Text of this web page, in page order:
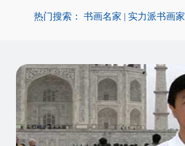
热门搜索： 书画名家 | 实力派书画家